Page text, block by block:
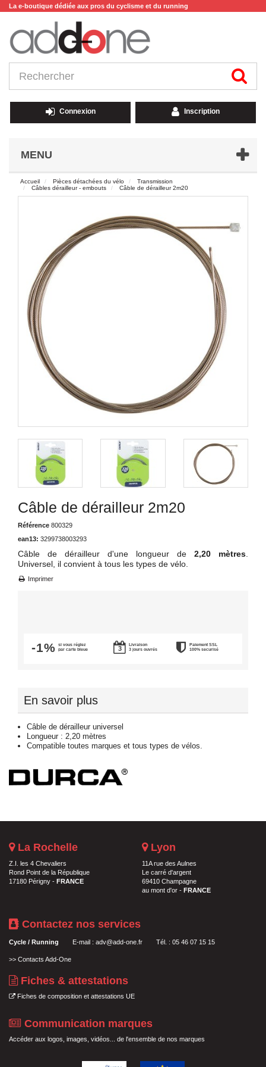
La e-boutique dédiée aux pros du cyclisme et du running
Connexion Inscription
MENU
Accueil Pièces détachées du vélo
Transmission
Câbles dérailleur - embouts
Câble de dérailleur 2m20
Câble de dérailleur 2m20
Référence 800329
ean13: 3299738003293
Câble de dérailleur d'une longueur de 2,20 mètres
Universel, il convient à tous les types de vélo.
Imprimer
-1%
si vous réglez
par carte bleue
Livraison
3 jours ouvrés
Paiement SSL
100% securisé
En savoir plus
Câble de dérailleur universel
Longueur : 2,20 mètres
Compatible toutes marques et tous types de vélos.
La Rochelle
Z.I. les 4 Chevaliers
Rond Point de la République
17180 Périgny - FRANCE
Lyon
11A rue des Aulnes
Le carré d'argent
69410 Champagne
au mont d'or - FRANCE
Contactez nos services
Cycle / Running E-mail : adv@add-one.fr Tél. : 05 46 07 15 15
>> Contacts Add-One
Fiches & attestations
Fiches de composition et attestations UE
Communication marques
Accéder aux logos, images, vidéos... de l'ensemble de nos marques